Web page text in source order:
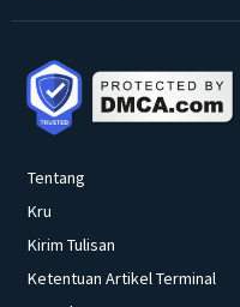
Tentang
Kru
Kirim Tulisan
Ketentuan Artikel Terminal